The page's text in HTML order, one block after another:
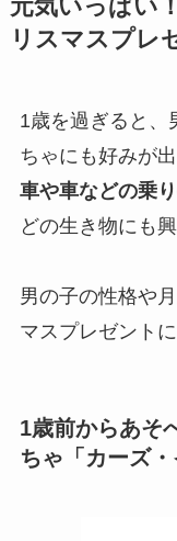
元気いっぱい
リスマスプレ
1歳を過ぎると、
ちゃにも好みが
車や車などの乗
どの生き物にも
男の子の性格や
マスプレゼント
1歳前からあそ
ちゃ「カーズ・